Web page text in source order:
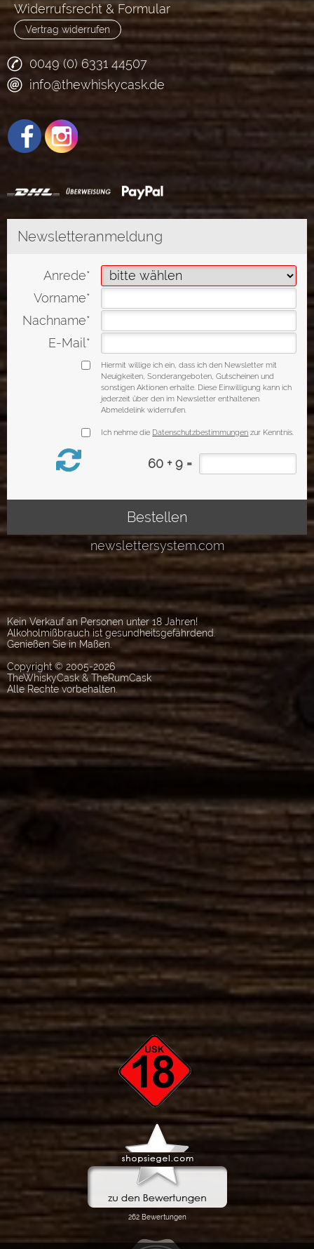
Widerrufsrecht & Formular
Vertrag widerrufen
0049 (0) 6331 44507
info@thewhiskycask.de
Kein Verkauf an Personen unter 18 Jahren!
Alkoholmißbrauch ist gesundheitsgefährdend.
Genießen Sie in Maßen.
Copyright © 2005-2026
TheWhiskyCask & TheRumCask
Alle Rechte vorbehalten.